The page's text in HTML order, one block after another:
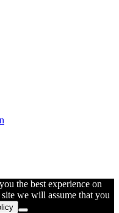
the best experience on
we will assume that you